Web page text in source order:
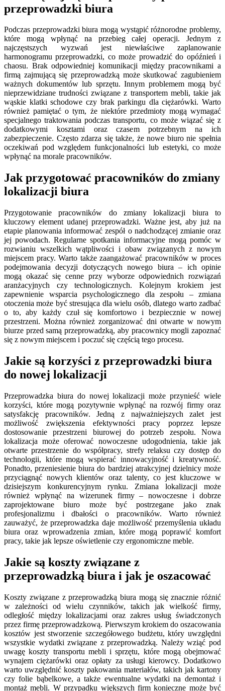
przeprowadzki biura
Podczas przeprowadzki biura mogą wystąpić różnorodne problemy,
które mogą wpłynąć na przebieg całej operacji. Jednym z
najczęstszych wyzwań jest niewłaściwe zaplanowanie
harmonogramu przeprowadzki, co może prowadzić do opóźnień i
chaosu. Brak odpowiedniej komunikacji między pracownikami a
firmą zajmującą się przeprowadzką może skutkować zagubieniem
ważnych dokumentów lub sprzętu. Innym problemem mogą być
nieprzewidziane trudności związane z transportem mebli, takie jak
wąskie klatki schodowe czy brak parkingu dla ciężarówki. Warto
również pamiętać o tym, że niektóre przedmioty mogą wymagać
specjalnego traktowania podczas transportu, co może wiązać się z
dodatkowymi kosztami oraz czasem potrzebnym na ich
zabezpieczenie. Często zdarza się także, że nowe biuro nie spełnia
oczekiwań pod względem funkcjonalności lub estetyki, co może
wpłynąć na morale pracowników.
Jak przygotować pracowników do zmiany
lokalizacji biura
Przygotowanie pracowników do zmiany lokalizacji biura to
kluczowy element udanej przeprowadzki. Ważne jest, aby już na
etapie planowania informować zespół o nadchodzącej zmianie oraz
jej powodach. Regularne spotkania informacyjne mogą pomóc w
rozwianiu wszelkich wątpliwości i obaw związanych z nowym
miejscem pracy. Warto także zaangażować pracowników w proces
podejmowania decyzji dotyczących nowego biura – ich opinie
mogą okazać się cenne przy wyborze odpowiednich rozwiązań
aranżacyjnych czy technologicznych. Kolejnym krokiem jest
zapewnienie wsparcia psychologicznego dla zespołu – zmiana
otoczenia może być stresująca dla wielu osób, dlatego warto zadbać
o to, aby każdy czuł się komfortowo i bezpiecznie w nowej
przestrzeni. Można również zorganizować dni otwarte w nowym
biurze przed samą przeprowadzką, aby pracownicy mogli zapoznać
się z nowym miejscem i poczuć się częścią tego procesu.
Jakie są korzyści z przeprowadzki biura
do nowej lokalizacji
Przeprowadzka biura do nowej lokalizacji może przynieść wiele
korzyści, które mogą pozytywnie wpłynąć na rozwój firmy oraz
satysfakcję pracowników. Jedną z najważniejszych zalet jest
możliwość zwiększenia efektywności pracy poprzez lepsze
dostosowanie przestrzeni biurowej do potrzeb zespołu. Nowa
lokalizacja może oferować nowoczesne udogodnienia, takie jak
otwarte przestrzenie do współpracy, strefy relaksu czy dostęp do
technologii, które mogą wspierać innowacyjność i kreatywność.
Ponadto, przeniesienie biura do bardziej atrakcyjnej dzielnicy może
przyciągnąć nowych klientów oraz talenty, co jest kluczowe w
dzisiejszym konkurencyjnym rynku. Zmiana lokalizacji może
również wpłynąć na wizerunek firmy – nowoczesne i dobrze
zaprojektowane biuro może być postrzegane jako znak
profesjonalizmu i dbałości o pracowników. Warto również
zauważyć, że przeprowadzka daje możliwość przemyślenia układu
biura oraz wprowadzenia zmian, które mogą poprawić komfort
pracy, takie jak lepsze oświetlenie czy ergonomiczne meble.
Jakie są koszty związane z
przeprowadzką biura i jak je oszacować
Koszty związane z przeprowadzką biura mogą się znacznie różnić
w zależności od wielu czynników, takich jak wielkość firmy,
odległość między lokalizacjami oraz zakres usług świadczonych
przez firmę przeprowadzkową. Pierwszym krokiem do oszacowania
kosztów jest stworzenie szczegółowego budżetu, który uwzględni
wszystkie wydatki związane z przeprowadzką. Należy wziąć pod
uwagę koszty transportu mebli i sprzętu, które mogą obejmować
wynajem ciężarówki oraz opłaty za usługi kierowcy. Dodatkowo
warto uwzględnić koszty pakowania materiałów, takich jak kartony
czy folie bąbelkowe, a także ewentualne wydatki na demontaż i
montaż mebli. W przypadku większych firm konieczne może być